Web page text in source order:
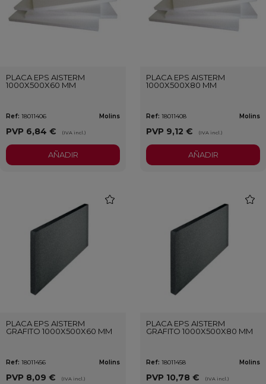
PLACA EPS AISTERM
1000X500X60 MM
Ref: 18011406 Molins
PVP 6,84 € (IVA incl.)
AÑADIR
PLACA EPS AISTERM
1000X500X80 MM
Ref: 18011408 Molins
PVP 9,12 € (IVA incl.)
AÑADIR
PLACA EPS AISTERM
GRAFITO 1000X500X60 MM
Ref: 18011456 Molins
PVP 8,09 € (IVA incl.)
PLACA EPS AISTERM
GRAFITO 1000X500X80 MM
Ref: 18011458 Molins
PVP 10,78 € (IVA incl.)